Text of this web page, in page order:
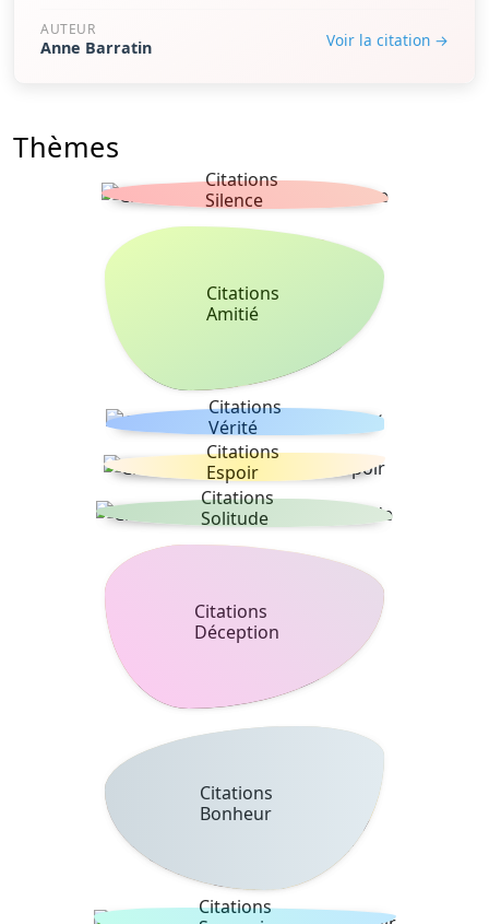
AUTEUR
Anne Barratin Voir la citation →
Thèmes
Citations
Silence
Citations
Amitié
Citations
Vérité
Citations
Espoir
Citations
Solitude
Citations
Déception
Citations
Bonheur
Citations